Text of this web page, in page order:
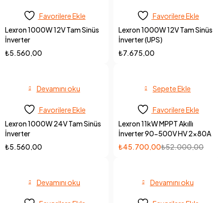
Favorilere Ekle
Lexron 1000W 12V Tam Sinüs
İnverter
₺5.560,00
Favorilere Ekle
Lexron 1000W 12V Tam Sinüs
İnverter (UPS)
₺7.675,00
Devamını oku
Favorilere Ekle
Lexron 1000W 24V Tam Sinüs
İnverter
₺5.560,00
Sepete Ekle
Favorilere Ekle
Lexron 11kW MPPT Akıllı
İnverter 90-500V HV 2x80A
₺52.000,00
₺45.700,00
Devamını oku Devamını oku